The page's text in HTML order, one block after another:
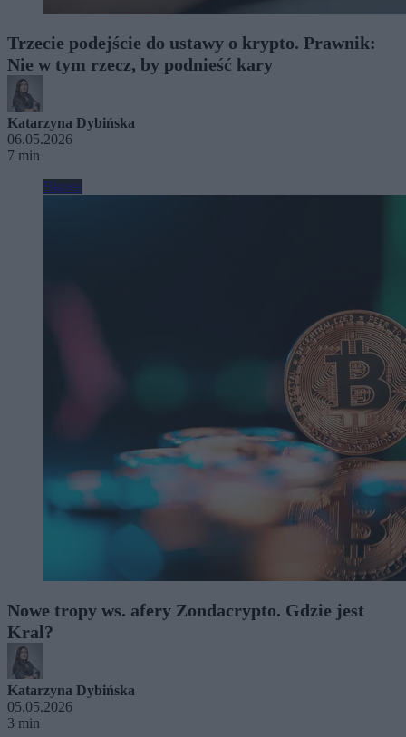
Trzecie podejście do ustawy o krypto. Prawnik:
Nie w tym rzecz, by podnieść kary
Katarzyna Dybińska
06.05.2026
7 min
Biznes
Nowe tropy ws. afery Zondacrypto. Gdzie jest
Kral?
Katarzyna Dybińska
05.05.2026
3 min